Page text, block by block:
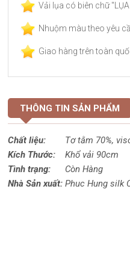
Vải lụa có biên chữ
Nhuộm màu theo yêu
Giao hàng trên toàn
THÔNG TIN SẢN PHẨM
Chất liệu: Tơ tằm 70%,
Kích Thước: Khổ vải 90cm
Tình trạng: Còn Hàng
Nhà Sản xuất: Phuc Hung silk